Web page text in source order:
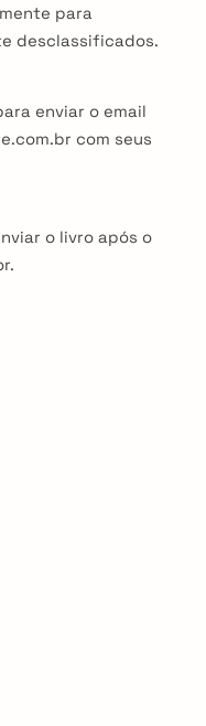
para
desclassificados.
enviar o email
com seus
o livro após o